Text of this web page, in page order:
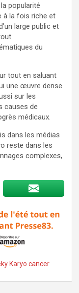
popularité
à la fois riche et
large public et
du
tout en saluant
une œuvre dense
sur les
causes de
médicaux.
dans les médias
reste dans les
complexes,
Karyo cancer